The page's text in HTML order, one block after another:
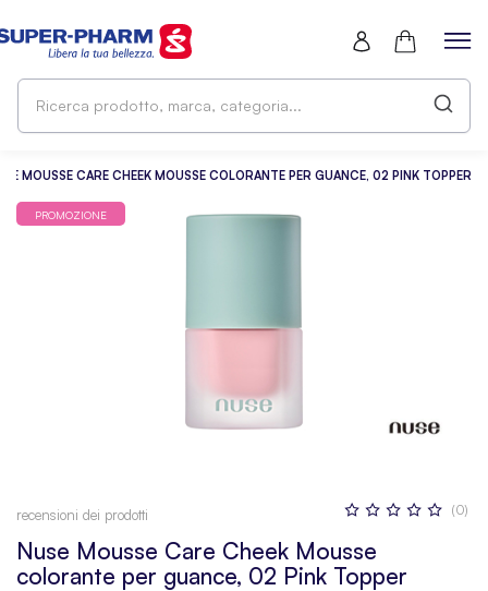
MOUSSE CARE CHEEK MOUSSE COLORANTE PER GUANCE, 02 PINK TOPPER
PROMOZIONE
Nuse Mousse Care Cheek Mousse
colorante per guance, 02 Pink Topper
Valutazione: (0)
recensioni dei prodotti